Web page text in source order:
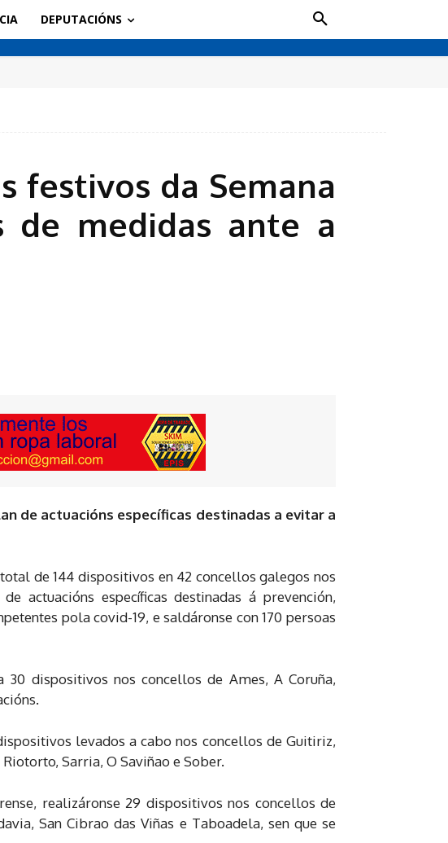
DEPUTACIÓNS
festivos da Semana
de medidas ante a
de actuacións específicas destinadas a evitar a
de 144 dispositivos en 42 concellos galegos nos
actuacións específicas destinadas á prevención,
pola covid-19, e saldáronse con 170 persoas
dispositivos nos concellos de Ames, A Coruña,
levados a cabo nos concellos de Guitiriz,
Sarria, O Saviñao e Sober.
realizáronse 29 dispositivos nos concellos de
San Cibrao das Viñas e Taboadela, sen que se